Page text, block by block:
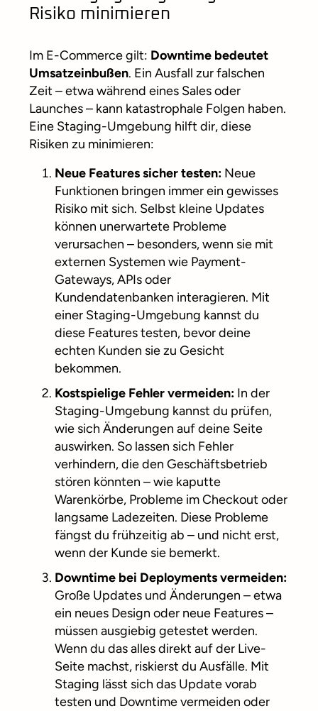
Risiko minimieren
Im E-Commerce gilt: Downtime bedeutet
Umsatzeinbußen. Ein Ausfall zur falschen
Zeit – etwa während eines Sales oder
Launches – kann katastrophale Folgen haben.
Eine Staging-Umgebung hilft dir, diese
Risiken zu minimieren:
Neue Features sicher testen: Neue
Funktionen bringen immer ein gewisses
Risiko mit sich. Selbst kleine Updates
können unerwartete Probleme
verursachen – besonders, wenn sie mit
externen Systemen wie Payment-
Gateways, APIs oder
Kundendatenbanken interagieren. Mit
einer Staging-Umgebung kannst du
diese Features testen, bevor deine
echten Kunden sie zu Gesicht
bekommen.
Kostspielige Fehler vermeiden: In der
Staging-Umgebung kannst du prüfen,
wie sich Änderungen auf deine Seite
auswirken. So lassen sich Fehler
verhindern, die den Geschäftsbetrieb
stören könnten – wie kaputte
Warenkörbe, Probleme im Checkout oder
langsame Ladezeiten. Diese Probleme
fängst du frühzeitig ab – und nicht erst,
wenn der Kunde sie bemerkt.
Downtime bei Deployments vermeiden:
Große Updates und Änderungen – etwa
ein neues Design oder neue Features –
müssen ausgiebig getestet werden.
Wenn du das alles direkt auf der Live-
Seite machst, riskierst du Ausfälle. Mit
Staging lässt sich das Update vorab
testen und Downtime vermeiden oder